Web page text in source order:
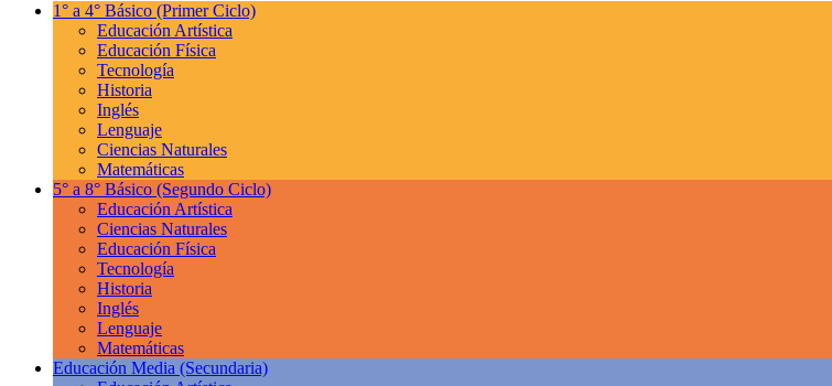
1° a 4° Básico (Primer Ciclo)
Educación Artística
Educación Física
Tecnología
Historia
Inglés
Lenguaje
Ciencias Naturales
Matemáticas
5° a 8° Básico (Segundo Ciclo)
Educación Artística
Ciencias Naturales
Educación Física
Tecnología
Historia
Inglés
Lenguaje
Matemáticas
Educación Media (Secundaria)